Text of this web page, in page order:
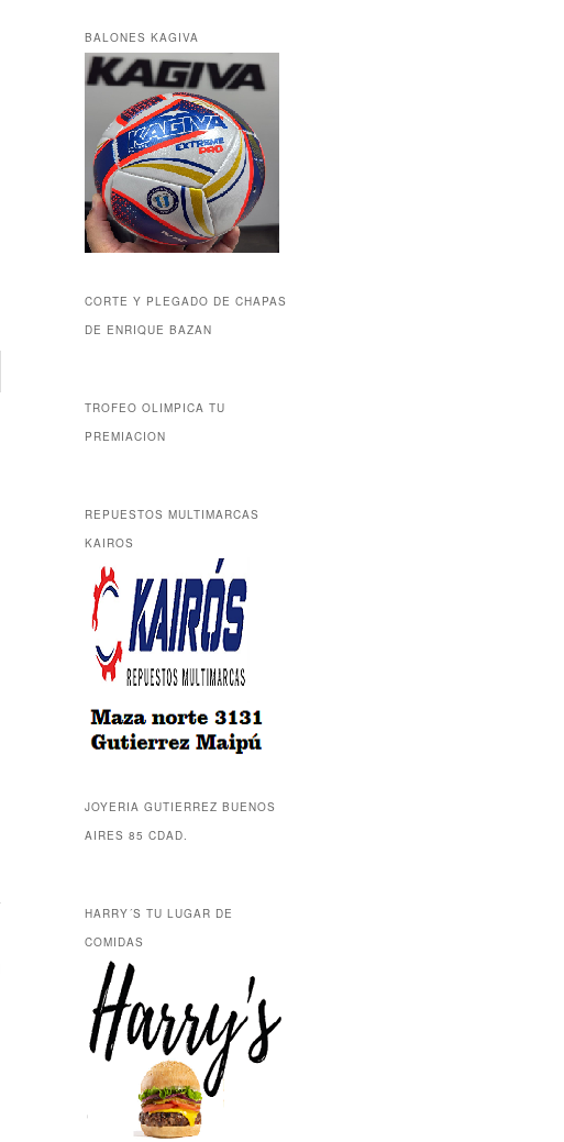
BALONES KAGIVA
CORTE Y PLEGADO DE CHAPAS
DE ENRIQUE BAZAN
TROFEO OLIMPICA TU
PREMIACION
REPUESTOS MULTIMARCAS
KAIROS
JOYERIA GUTIERREZ BUENOS
AIRES 85 CDAD.
HARRY´S TU LUGAR DE
COMIDAS